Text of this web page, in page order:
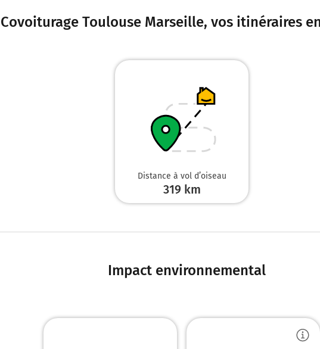
Covoiturage Toulouse Marseille, vos itinéraires
Distance à vol d’oiseau
319 km
Impact environnemental